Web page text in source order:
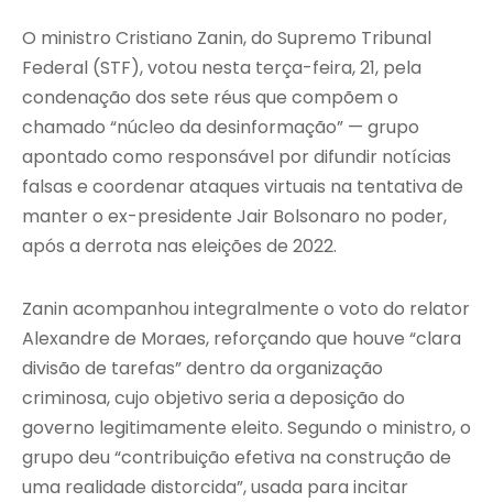
O ministro Cristiano Zanin, do Supremo Tribunal
Federal (STF), votou nesta terça-feira, 21, pela
condenação dos sete réus que compõem o
chamado “núcleo da desinformação” — grupo
apontado como responsável por difundir notícias
falsas e coordenar ataques virtuais na tentativa de
manter o ex-presidente Jair Bolsonaro no poder,
após a derrota nas eleições de 2022.
Zanin acompanhou integralmente o voto do relator
Alexandre de Moraes, reforçando que houve “clara
divisão de tarefas” dentro da organização
criminosa, cujo objetivo seria a deposição do
governo legitimamente eleito. Segundo o ministro, o
grupo deu “contribuição efetiva na construção de
uma realidade distorcida”, usada para incitar